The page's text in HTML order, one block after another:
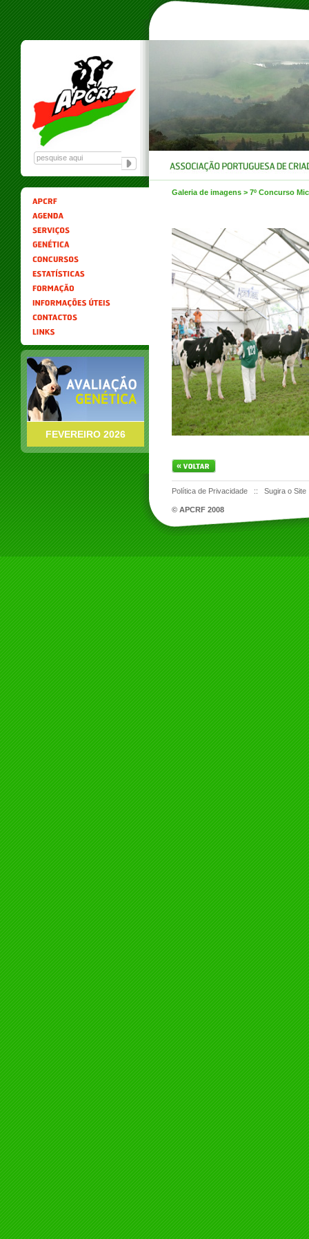
FEVEREIRO 2026
Galeria de imagens > 7º Concurso
Política de Privacidade :: Sugira o Site
© APCRF 2008